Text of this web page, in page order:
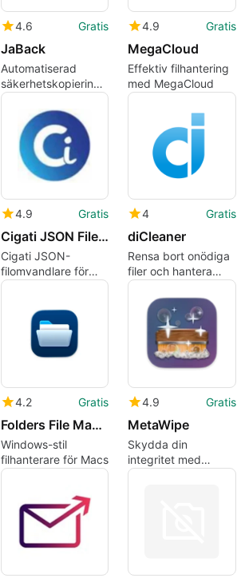
4.6 Gratis
JaBack
Automatiserad
säkerhetskopiering
och
synkroniseringsverktyg
för schemalagda,
villkorliga
filarbetsflöden
4.9 Gratis
MegaCloud
Effektiv filhantering
med MegaCloud
4.9 Gratis
Cigati JSON File Converter For Mac
Cigati JSON-
filomvandlare för
Mac konverterar
och dokument
4 Gratis
diCleaner
Rensa bort onödiga
filer och hantera
lagring på din Mac
med lätthet
4.2 Gratis
Folders File Manager
Windows-stil
filhanterare för Macs
4.9 Gratis
MetaWipe
Skydda din
integritet med
MetaWipe